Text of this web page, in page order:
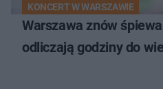
KONCERT W WARSZAWIE
Warszawa znów
odliczają godziny do